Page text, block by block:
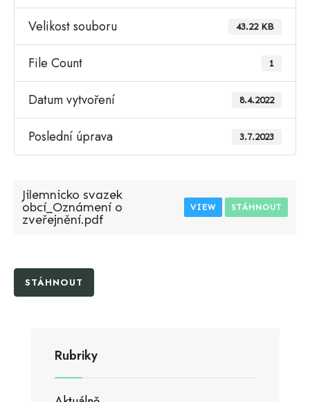
Velikost souboru 43.22 KB
File Count 1
Datum vytvoření 8.4.2022
Poslední úprava 3.7.2023
Jilemnicko svazek
obcí_Oznámení o
zveřejnění.pdf
VIEW STÁHNOUT
STÁHNOUT
Rubriky